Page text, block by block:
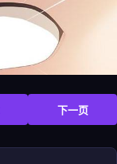
下一页